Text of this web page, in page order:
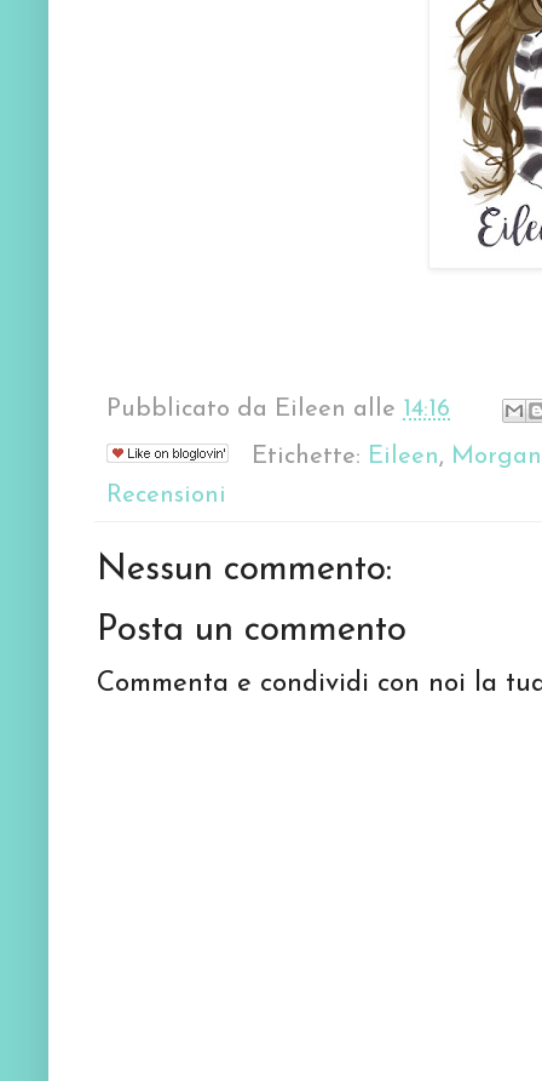
Pubblicato da Eileen alle 14:16
Etichette: Eileen,
Recensioni
Nessun commento:
Posta un commento
Commenta e condividi con noi la